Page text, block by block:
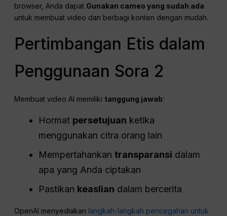
browser, Anda dapat Gunakan cameo yang sudah ada
untuk membuat video dan berbagi konten dengan mudah.
Pertimbangan Etis dalam
Penggunaan Sora 2
Membuat video AI memiliki tanggung jawab:
Hormat persetujuan ketika
menggunakan citra orang lain
Mempertahankantransparansi dalam
apa yang Anda ciptakan
Pastikan keaslian dalam bercerita
OpenAI menyediakan langkah-langkah pencegahan untuk